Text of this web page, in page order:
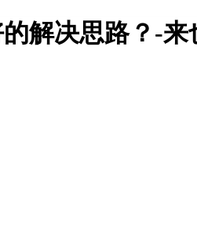
解决思路？-来